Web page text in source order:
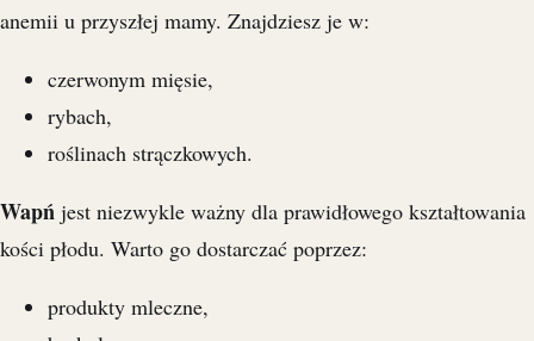
anemii u przyszłej mamy. Znajdziesz je w:
czerwonym mięsie,
rybach,
roślinach strączkowych.
Wapń jest niezwykle ważny dla prawidłowego kształtowania
kości płodu. Warto go dostarczać poprzez:
produkty mleczne,